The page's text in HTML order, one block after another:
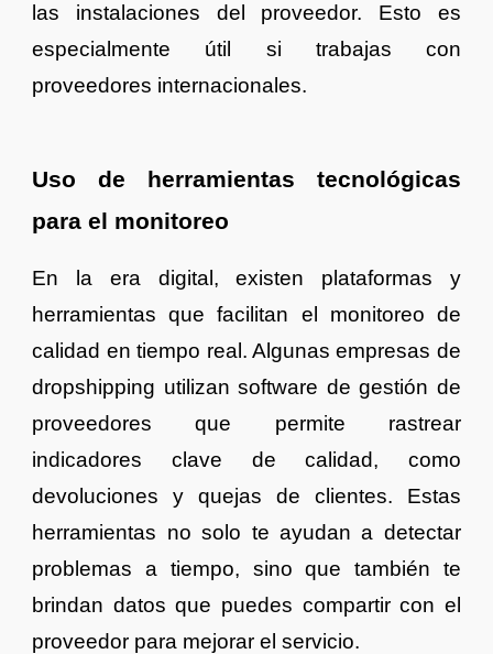
las instalaciones del proveedor. Esto es
especialmente útil si trabajas con
proveedores internacionales.
Uso de herramientas tecnológicas
para el monitoreo
En la era digital, existen plataformas y
herramientas que facilitan el monitoreo de
calidad en tiempo real. Algunas empresas de
dropshipping utilizan software de gestión de
proveedores que permite rastrear
indicadores clave de calidad, como
devoluciones y quejas de clientes. Estas
herramientas no solo te ayudan a detectar
problemas a tiempo, sino que también te
brindan datos que puedes compartir con el
proveedor para mejorar el servicio.